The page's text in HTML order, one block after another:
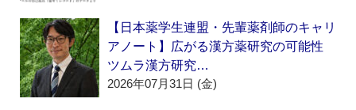
【日本薬学生連盟・先輩薬剤師のキャリ
アノート】広がる漢方薬研究の可能性
ツムラ漢方研究…
2026年07月31日 (金)